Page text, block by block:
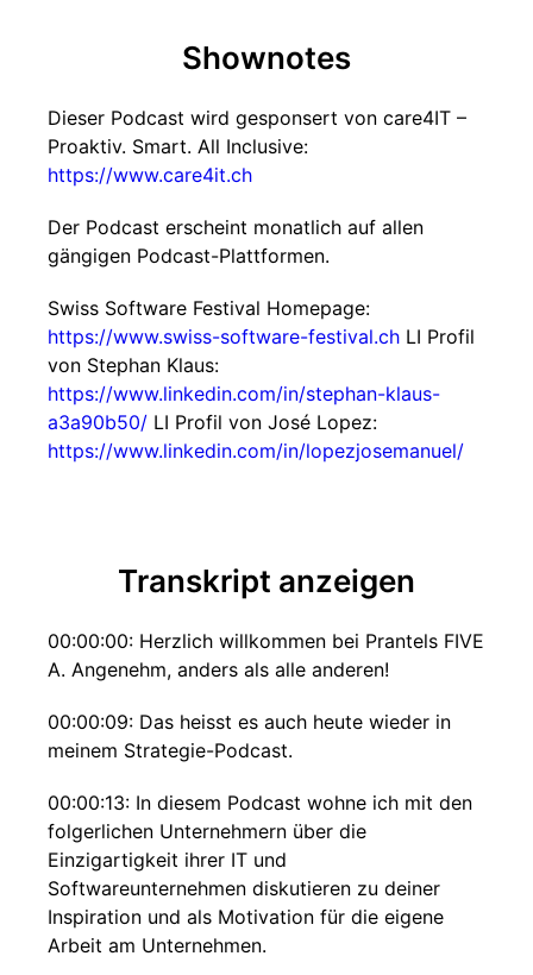
Shownotes
Dieser Podcast wird gesponsert von care4IT –
Proaktiv. Smart. All Inclusive:
https://www.care4it.ch
Der Podcast erscheint monatlich auf allen
gängigen Podcast-Plattformen.
Swiss Software Festival Homepage:
https://www.swiss-software-festival.ch LI Profil
von Stephan Klaus:
https://www.linkedin.com/in/stephan-klaus-
a3a90b50/ LI Profil von José Lopez:
https://www.linkedin.com/in/lopezjosemanuel/
Transkript anzeigen
00:00:00: Herzlich willkommen bei Prantels FIVE
A. Angenehm, anders als alle anderen!
00:00:09: Das heisst es auch heute wieder in
meinem Strategie-Podcast.
00:00:13: In diesem Podcast wohne ich mit den
folgerlichen Unternehmern über die
Einzigartigkeit ihrer IT und
Softwareunternehmen diskutieren zu deiner
Inspiration und als Motivation für die eigene
Arbeit am Unternehmen.